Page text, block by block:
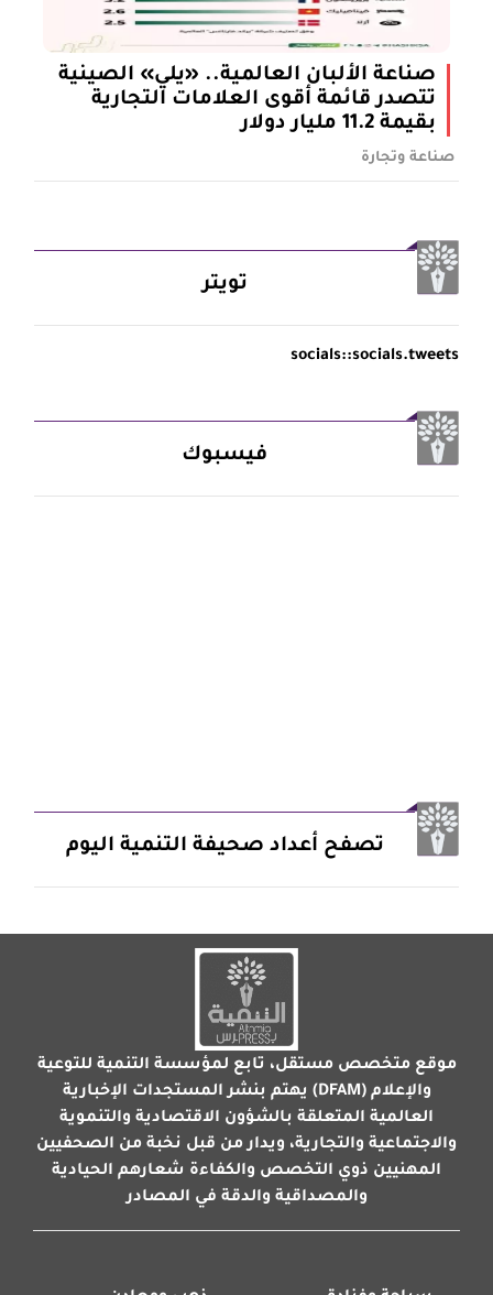
صناعة الألبان العالمية.. «يلي» الصينية
تتصدر قائمة أقوى العلامات التجارية
بقيمة 11.2 مليار دولار
صناعة وتجارة
تويتر
socials::socials.tweets
فيسبوك
تصفح أعداد صحيفة التنمية اليوم
موقع متخصص مستقل، تابع لمؤسسة التنمية للتوعية
والإعلام (DFAM) يهتم بنشر المستجدات الإخبارية
العالمية المتعلقة بالشؤون الاقتصادية والتنموية
والاجتماعية والتجارية، ويدار من قبل نخبة من الصحفيين
المهنيين ذوي التخصص والكفاءة شعارهم الحيادية
والمصداقية والدقة في المصادر